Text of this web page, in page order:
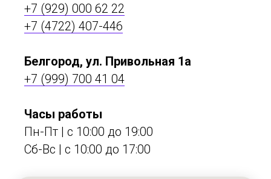
+7 (929) 000 62 22
+7 (4722) 407-446
Белгород, ул. Привольная 1а
+7 (999) 700 41 04
Часы работы
Пн-Пт | с 10:00 до 19:00
Сб-Вс | c 10:00 до 17:00